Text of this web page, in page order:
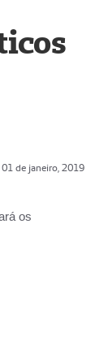
01 de janeiro, 2019
os